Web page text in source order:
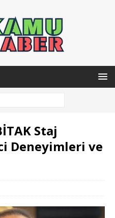
Staj
Deneyimleri ve